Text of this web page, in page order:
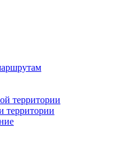
территории
территории